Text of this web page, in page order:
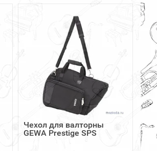
Чехол для валторны
GEWA Prestige SPS